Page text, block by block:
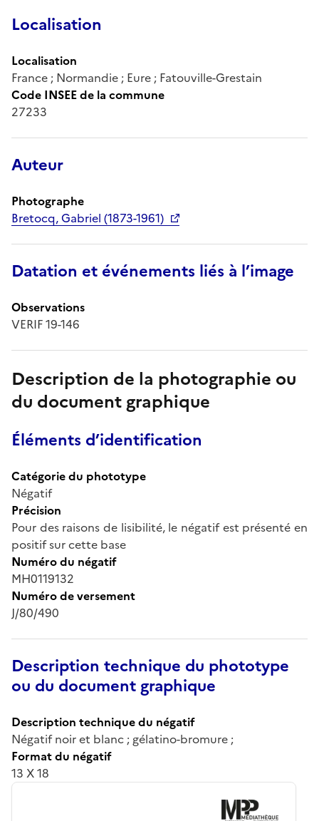
Localisation
Localisation
France ; Normandie ; Eure ; Fatouville-Grestain
Code INSEE de la commune
27233
Auteur
Photographe
Bretocq, Gabriel (1873-1961)
Datation et événements liés à l’image
Observations
VERIF 19-146
Description de la photographie ou
du document graphique
Éléments d’identification
Catégorie du phototype
Négatif
Précision
Pour des raisons de lisibilité, le négatif est présenté en
positif sur cette base
Numéro du négatif
MH0119132
Numéro de versement
J/80/490
Description technique du phototype
ou du document graphique
Description technique du négatif
Négatif noir et blanc ; gélatino-bromure ;
Format du négatif
13 X 18